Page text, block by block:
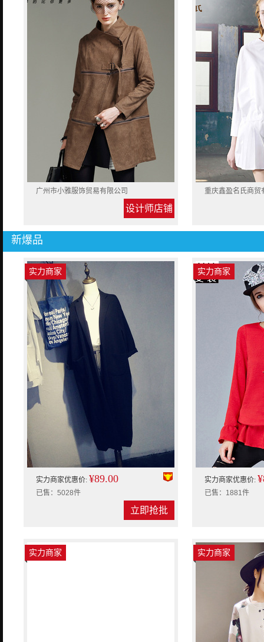
广州市小雅服饰贸易有限公司
设计师店铺
重庆鑫盈名氏商贸
新爆品
实力商家
实力商家优惠价: ¥89.00
已售：5028件
立即抢批
实力商家
实力商家优惠价:
已售：1881件
实力商家 实力商家